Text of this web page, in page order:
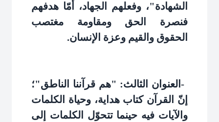
الشهادة"، وفعلهم الجهاد، أمّا هدفهم
فنصرة الحق ومقاومة مغتصب
الحقوق والقيم وعزة الإنسان.
-العنوان الثالث: "هم قرآننا الناطق"؛
إنّ القرآن كتاب هداية، وحياة الكلمات
والآيات فيه حينما تتحوّل الكلمات إلى